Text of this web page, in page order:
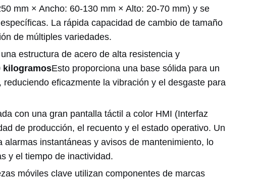
mm × Ancho: 60-130 mm × Alto: 20-70 mm) y se
La rápida capacidad de cambio de tamaño
de múltiples variedades.
estructura de acero de alta resistencia y
kilogramosEsto proporciona una base sólida para un
eficazmente la vibración y el desgaste para
con una gran pantalla táctil a color HMI (Interfaz
de producción, el recuento y el estado operativo. Un
instantáneas y avisos de mantenimiento, lo
y el tiempo de inactividad.
móviles clave utilizan componentes de marcas